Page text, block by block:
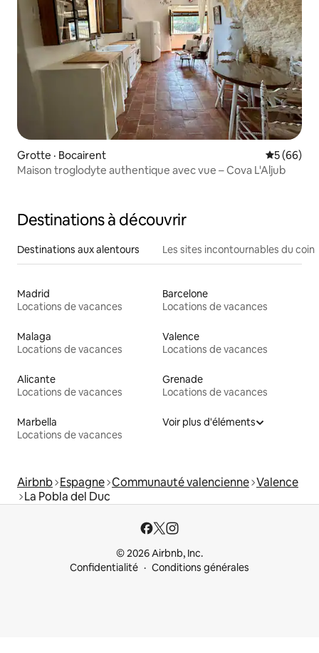
Grotte · Bocairent Note
5 (66)
Maison troglodyte authentique avec vue – Cova L'Aljub
Destinations à découvrir
Destinations aux alentours Les sites incontournables du coin
Madrid
Locations de vacances
Barcelone
Locations de vacances
Malaga
Locations de vacances
Valence
Locations de vacances
Alicante
Locations de vacances
Grenade
Locations de vacances
Marbella
Locations de vacances
Voir plus d'éléments
Airbnb Espagne Communauté valencienne Valence
La Pobla del Duc
© 2026 Airbnb, Inc.
Confidentialité
Conditions générales